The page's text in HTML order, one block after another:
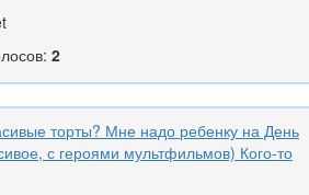
2
торты? Мне надо ребенку на День
с героями мультфильмов) Кого-то